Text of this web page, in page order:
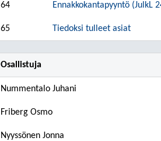
64 Ennakkokantapyyntö (JulkL
65 Tiedoksi tulleet asiat
Osallistuja
Nummentalo Juhani
Friberg Osmo
Nyyssönen Jonna